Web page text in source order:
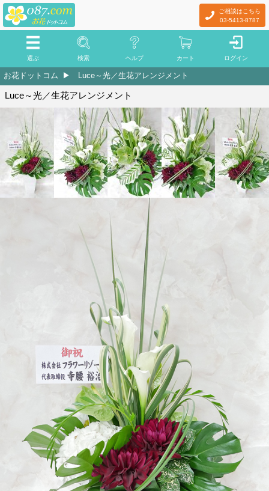
ご相談はこちら
03-5413-8787
選ぶ 検索 ヘルプ カート ログイン
お花ドットコム Luce～光／生花アレンジメント
Luce～光／生花アレンジメント